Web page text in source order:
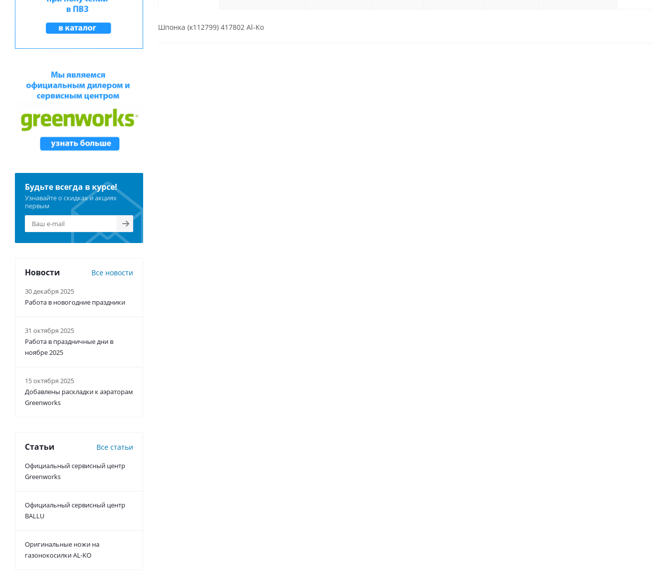
Шпонка (к112799) 417802 Al-Ko
Будьте всегда в курсе!
Узнавайте о скидках и акциях
первым
Новости Все новости
30 декабря 2025
Работа в новогодние праздники
31 октября 2025
Работа в праздничные дни в
ноябре 2025
15 октября 2025
Добавлены раскладки к аэраторам
Greenworks
Статьи Все статьи
Официальный сервисный центр
Greenworks
Официальный сервисный центр
BALLU
Оригинальные ножи на
газонокосилки AL-KO